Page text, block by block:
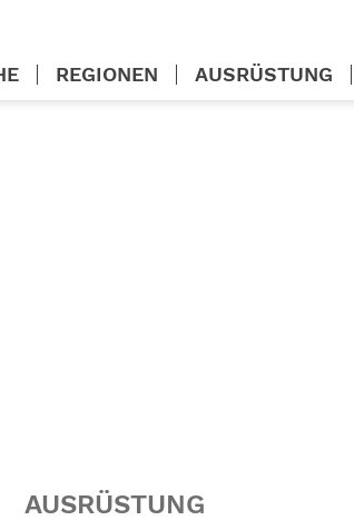
AUSRÜSTUNG
REGIONEN AUSRÜSTUNG